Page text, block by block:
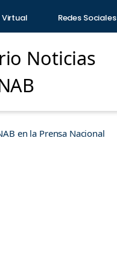
Virtual Redes Sociales
Noticias
en la Prensa Nacional